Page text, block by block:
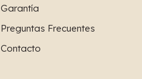
Garantía
Preguntas Frecuentes
Contacto